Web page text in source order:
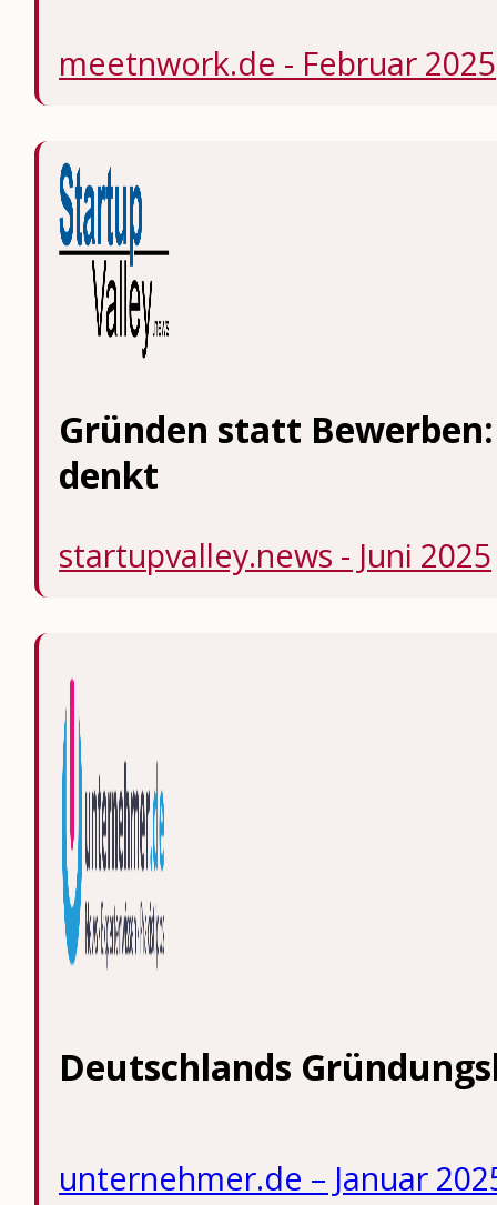
meetnwork.de - Februar 2025
Gründen statt
denkt
startupvalley.news - Juni 2025
Deutschlands
unternehmer.de – Januar